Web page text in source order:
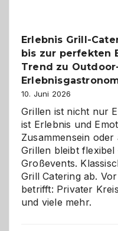
Erlebnis Grill-
bis zur perfekten
Trend zu
10. Juni 2026
Grillen ist nicht nur
ist Erlebnis und
Zusammensein
Grillen bleibt flexibel
Großevents.
Grill Catering ab.
betrifft: Privater
und viele mehr.